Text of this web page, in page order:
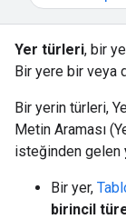
Yer türleri, bir
Bir yere bir veya
Bir yerin türleri,
Metin Araması
isteğinden gelen
Bir yer,
birincil